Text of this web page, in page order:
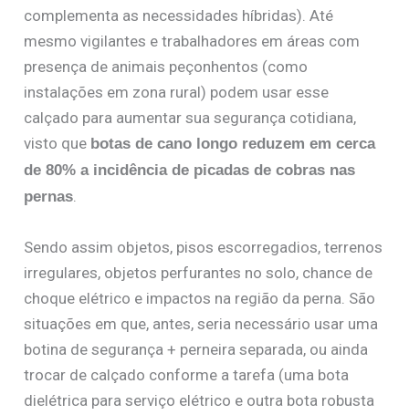
complementa as necessidades híbridas). Até
mesmo vigilantes e trabalhadores em áreas com
presença de animais peçonhentos (como
instalações em zona rural) podem usar esse
calçado para aumentar sua segurança cotidiana,
visto que botas de cano longo reduzem em cerca
de 80% a incidência de picadas de cobras nas
pernas
Sendo assim objetos, pisos escorregadios, terrenos
irregulares, objetos perfurantes no solo, chance de
choque elétrico e impactos na região da perna. São
situações em que, antes, seria necessário usar uma
botina de segurança + perneira separada, ou ainda
trocar de calçado conforme a tarefa (uma bota
dielétrica para serviço elétrico e outra bota robusta